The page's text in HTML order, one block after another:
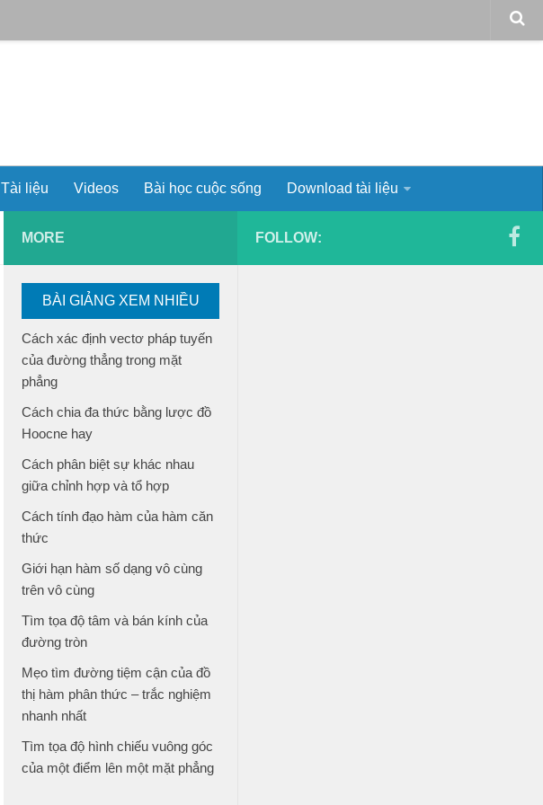
Tài liệu Videos Bài học cuộc sống Download tài liệu
FOLLOW:
MORE
BÀI GIẢNG XEM NHIỀU
Cách xác định vectơ pháp tuyến
của đường thẳng trong mặt
phẳng
Cách chia đa thức bằng lược đồ
Hoocne hay
Cách phân biệt sự khác nhau
giữa chỉnh hợp và tổ hợp
Cách tính đạo hàm của hàm căn
thức
Giới hạn hàm số dạng vô cùng
trên vô cùng
Tìm tọa độ tâm và bán kính của
đường tròn
Mẹo tìm đường tiệm cận của đồ
thị hàm phân thức – trắc nghiệm
nhanh nhất
Tìm tọa độ hình chiếu vuông góc
của một điểm lên một mặt phẳng